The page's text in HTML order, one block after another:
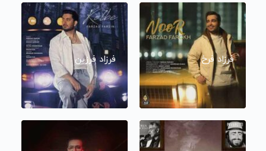
فرزاد فرخ فرزاد فرزین